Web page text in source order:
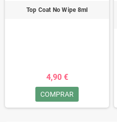
tiene que ser “curado” en una
Top Coat No Wipe 8ml
4,90 €
COMPRAR